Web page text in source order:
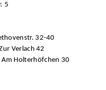
5
32-40
Verlach 42
Holterhöfchen 30